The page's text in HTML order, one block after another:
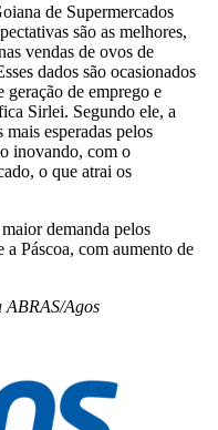
de Supermercados
são as melhores,
vendas de ovos de
dados são ocasionados
de emprego e
Sirlei. Segundo ele, a
mais esperadas pelos
inovando, com o
o que atrai os
demanda pelos
a Páscoa, com aumento de
ABRAS/Agos